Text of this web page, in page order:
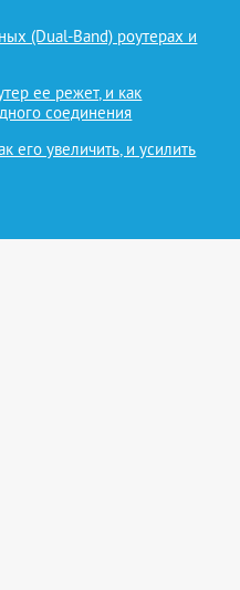
(Dual-Band) роутерах и
ее режет, и как
соединения
его увеличить, и усилить